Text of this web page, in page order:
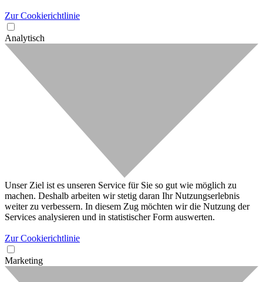
Zur Cookierichtlinie
Analytisch
Unser Ziel ist es unseren Service für Sie so gut wie möglich zu
machen. Deshalb arbeiten wir stetig daran Ihr Nutzungserlebnis
weiter zu verbessern. In diesem Zug möchten wir die Nutzung der
Services analysieren und in statistischer Form auswerten.
Zur Cookierichtlinie
Marketing